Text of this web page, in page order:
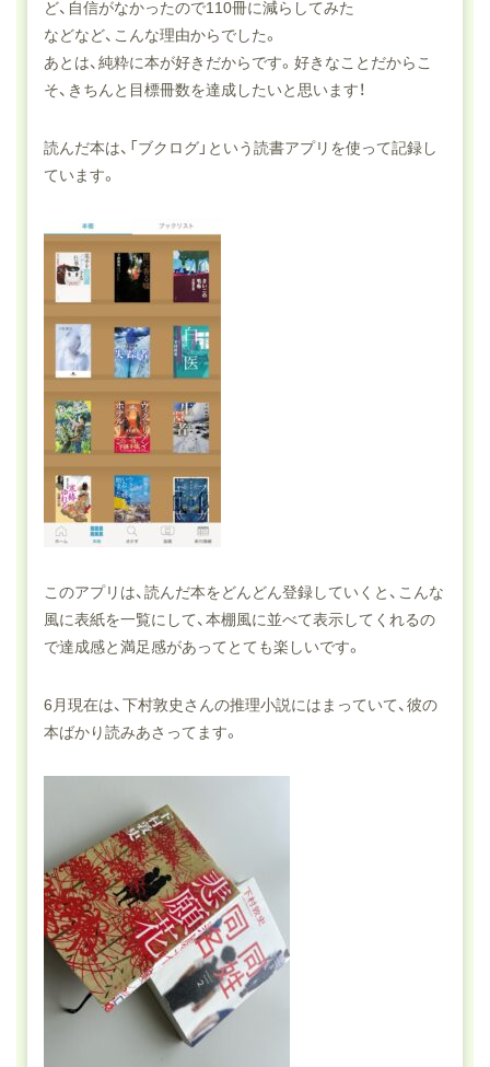
ど、自信がなかったので110冊に減らしてみた
などなど、こんな理由からでした。
あとは、純粋に本が好きだからです。好きなことだからこ
そ、きちんと目標冊数を達成したいと思います！
読んだ本は、「ブクログ」という読書アプリを使って記録し
ています。
このアプリは、読んだ本をどんどん登録していくと、こんな
風に表紙を一覧にして、本棚風に並べて表示してくれるの
で達成感と満足感があってとても楽しいです。
6月現在は、下村敦史さんの推理小説にはまっていて、彼の
本ばかり読みあさってます。